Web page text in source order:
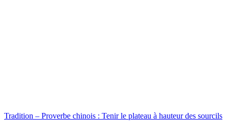
Tradition – Proverbe chinois : Tenir le plateau à hauteur des sourcils